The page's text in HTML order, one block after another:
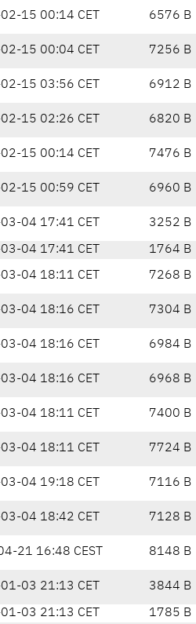
15 00:14 CET 6576 B
15 00:04 CET 7256 B
15 03:56 CET 6912 B
15 02:26 CET 6820 B
15 00:14 CET 7476 B
15 00:59 CET 6960 B
04 17:41 CET 3252 B
04 17:41 CET
1764 B
04 18:11 CET 7268 B
04 18:16 CET 7304 B
04 18:16 CET 6984 B
04 18:16 CET 6968 B
04 18:11 CET 7400 B
04 18:11 CET 7724 B
04 19:18 CET 7116 B
04 18:42 CET 7128 B
21 16:48 CEST 8148 B
03 21:13 CET 3844 B
03 21:13 CET 1785 B